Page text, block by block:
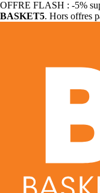
OFFRE FLASH : -5%
BASKET5. Hors offres